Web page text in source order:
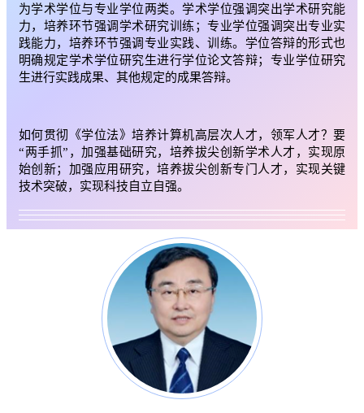
为学术学位与专业学位两类。学术学位强调突出学术研究能
力，培养环节强调学术研究训练；专业学位强调突出专业实
践能力，培养环节强调专业实践、训练。学位答辩的形式也
明确规定学术学位研究生进行学位论文答辩；专业学位研究
生进行实践成果、其他规定的成果答辩。
如何贯彻《学位法》培养计算机高层次人才，领军人才？要
“两手抓”，加强基础研究，培养拔尖创新学术人才，实现原
始创新；加强应用研究，培养拔尖创新专门人才，实现关键
技术突破，实现科技自立自强。